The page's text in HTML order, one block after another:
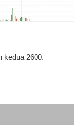
kedua 2600.